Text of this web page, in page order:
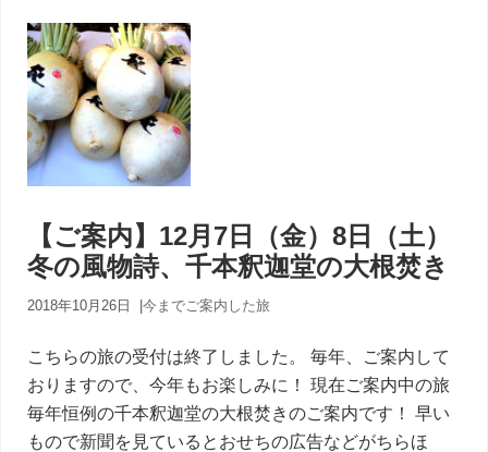
【ご案内】12月7日（金）8日（土）
冬の風物詩、千本釈迦堂の大根焚き
2018年10月26日 今までご案内した旅
こちらの旅の受付は終了しました。 毎年、ご案内して
おりますので、今年もお楽しみに！ 現在ご案内中の旅
毎年恒例の千本釈迦堂の大根焚きのご案内です！ 早い
もので新聞を見ているとおせちの広告などがちらほ